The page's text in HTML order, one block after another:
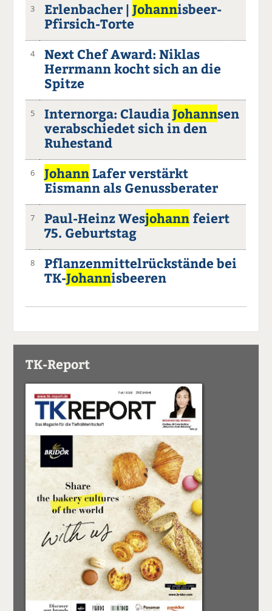
3 Erlenbacher |Johannisbeer-
Pfirsich-Torte
4
Next Chef Award: Niklas
Herrmann kocht sich an die
Spitze
5 Internorga: ClaudiaJohannsen
verabschiedet sich in den
Ruhestand
6 JohannLafer verstärkt
Eismann als Genussberater
7 Paul-Heinz Wesjohann feiert
75. Geburtstag
8
Pflanzenmittelrückstände bei
TK-Johannisbeeren
TK-Report